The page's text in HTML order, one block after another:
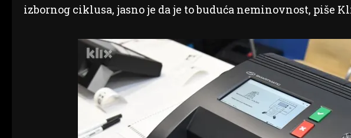
izbornog ciklusa, jasno je da je to buduća neminovnost, piše